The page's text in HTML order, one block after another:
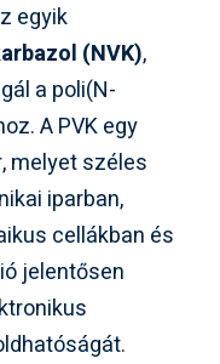
egyik
(NVK),
a poli(N-
A PVK egy
melyet széles
iparban,
cellákban és
jelentősen